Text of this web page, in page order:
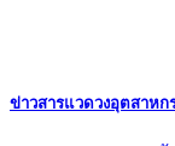
ข่าวสารแวดวงอุตสาหก